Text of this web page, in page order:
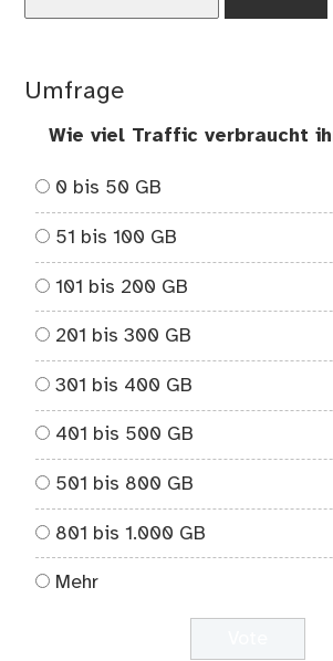
Umfrage
Wie viel Traffic verbraucht
0 bis 50 GB
51 bis 100 GB
101 bis 200 GB
201 bis 300 GB
301 bis 400 GB
401 bis 500 GB
501 bis 800 GB
801 bis 1.000 GB
Mehr